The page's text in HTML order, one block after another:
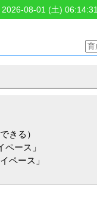
08-01 (土) 06:14:31
る）
ース」
ペース」